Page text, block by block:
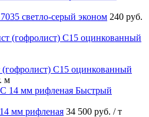
светло-серый эконом 240 руб.
С15 оцинкованный
м
Быстрый
мм рифленая 34 500 руб. / т